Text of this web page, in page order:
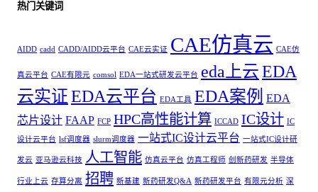
热门关键词
AIDD cadd CADD/AIDD云平台 CAE云实证 CAE仿真云 CAE仿
真云平台 CAE有限元 comsol EDA一站式研发云平台 eda上云EDA
云实证EDA云平台 EDA工具 EDA案例 EDA
芯片设计 FAAP FCP HPC高性能计算 ICCAD IC设计 IC
设计云平台 lsf调度器 slurm调度器 一站式IC设计云平台 一站式IC设计研
发云 亚马逊云科技 人工智能 仿真云平台 仿真工程师 创新药研发 半导体
行业上云 存算分离 招聘 新基建 新药研发Q&A 新药研发平台 有限元分析 深